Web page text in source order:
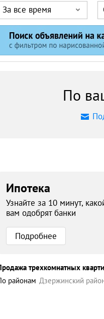
За все время
По
Ипотека
Узнайте за 10 минут,
вам одобрят банки
Подробнее
трехкомнатных
по районам Дзержинский